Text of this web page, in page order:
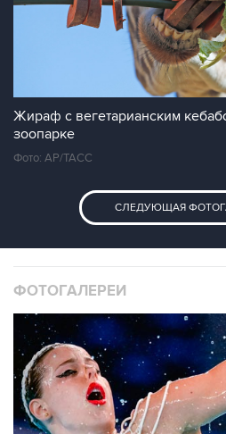
Жираф с вегетарианским
зоопарке
Фото: AP/ТАСС
СЛЕДУЮЩАЯ
ФОТОГАЛЕРЕИ